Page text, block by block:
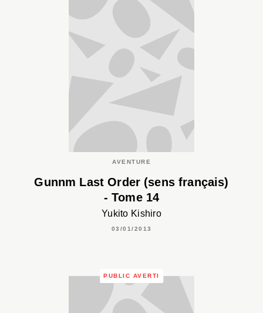
AVENTURE
Gunnm Last Order (sens français)
- Tome 14
Yukito Kishiro
03/01/2013
PUBLIC AVERTI